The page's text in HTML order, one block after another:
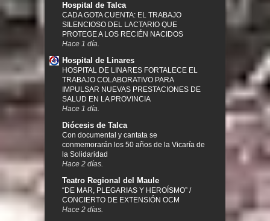
Hospital de Talca
CADA GOTA CUENTA: EL TRABAJO
SILENCIOSO DEL LACTARIO QUE
PROTEGE A LOS RECIÉN NACIDOS
Hace 1 día.
Hospital de Linares
HOSPITAL DE LINARES FORTALECE EL
TRABAJO COLABORATIVO PARA
IMPULSAR NUEVAS PRESTACIONES DE
SALUD EN LA PROVINCIA
Hace 1 día.
Diócesis de Talca
Con documental y cantata se
conmemorarán los 50 años de la Vicaría de
la Solidaridad
Hace 2 días.
Teatro Regional del Maule
“DE MAR, PLEGARIAS Y HEROÍSMO” /
CONCIERTO DE EXTENSIÓN OCM
Hace 2 días.